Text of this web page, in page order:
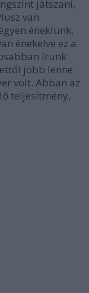
játszani,
van
éneklünk,
énekelve ez a
írunk
jobb lenne
volt. Abban az
teljesítmény,